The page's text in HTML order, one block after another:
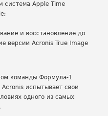
система Apple Time
и восстановление до
версии Acronis True Image
команды Формула-1
Acronis испытывает свои
одного из самых